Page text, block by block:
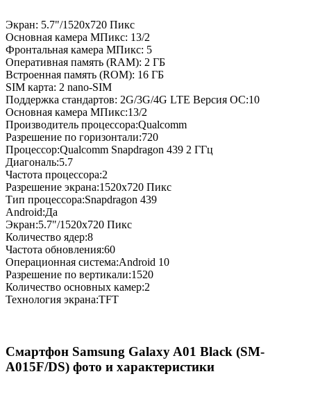
Экран: 5.7"/1520x720 Пикс
Основная камера МПикс: 13/2
Фронтальная камера МПикс: 5
Оперативная память (RAM): 2 ГБ
Встроенная память (ROM): 16 ГБ
SIM карта: 2 nano-SIM
Поддержка стандартов: 2G/3G/4G LTE Версия ОС:10
Основная камера МПикс:13/2
Производитель процессора:Qualcomm
Разрешение по горизонтали:720
Процессор:Qualcomm Snapdragon 439 2 ГГц
Диагональ:5.7
Частота процессора:2
Разрешение экрана:1520x720 Пикс
Тип процессора:Snapdragon 439
Android:Да
Экран:5.7"/1520x720 Пикс
Количество ядер:8
Частота обновления:60
Операционная система:Android 10
Разрешение по вертикали:1520
Количество основных камер:2
Технология экрана:TFT
Смартфон Samsung Galaxy A01 Black (SM-
A015F/DS) фото и характеристики